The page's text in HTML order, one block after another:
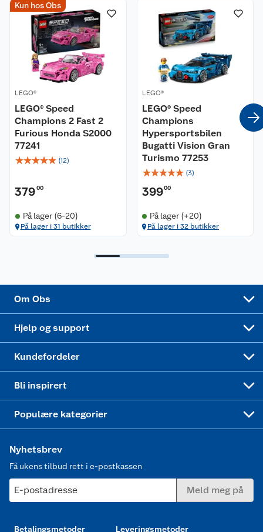
Kun hos Obs
LEGO®
LEGO® Speed
Champions 2 Fast 2
Furious Honda S2000
77241
☆☆☆☆☆ (12)
37900
På lager (6-20)
På lager i 31 butikker
LEGO®
LEGO® Speed
Champions
Hypersportsbilen
Bugatti Vision Gran
Turismo 77253
☆☆☆☆☆ (3)
39900
På lager (+20)
På lager i 32 butikker
Om Obs
Om oss
Nyheter
Våre butikker
Våre merkevarer
Coop kjeder
Ledige stillinger
Hjelp og support
Kontakt oss
Angre- og returrett
Reklamasjon og garanti
Ofte stilte spørsmål
Betalingsalternativer
Leveringsalternativer
Kjøpsvilkår
Kundefordeler
Åpent kjøp
Klikk og hent
Bli inspirert
Festdrakter til hele familien
Populære kategorier
Hagemøbler og utemøbler
Nyhetsbrev
Få ukens tilbud rett i e-postkassen
E-postadresse Meld meg på
Betalingsmetoder Leveringsmetoder